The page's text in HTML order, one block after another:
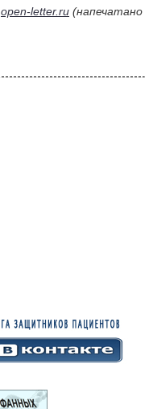
open-letter.ru (напечатано